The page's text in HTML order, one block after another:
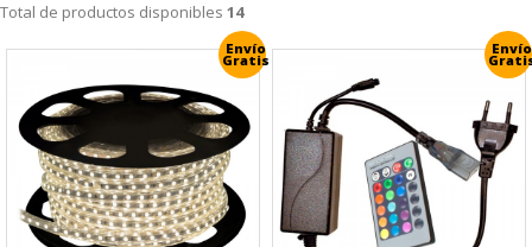
Total de productos disponibles 14
Envío
Gratis
Envío